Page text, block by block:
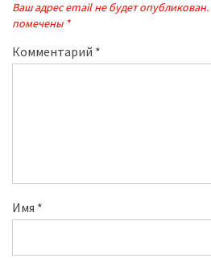
Ваш адрес email не будет опубликован.
помечены *
Комментарий *
Имя *